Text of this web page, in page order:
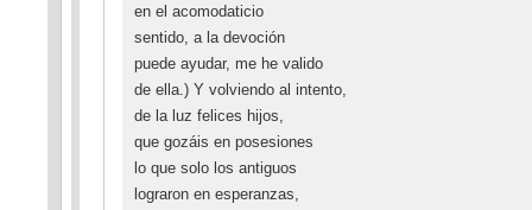
en el acomodaticio
sentido, a la devoción
puede ayudar, me he valido
de ella.) Y volviendo al intento,
de la luz felices hijos,
que gozáis en posesiones
lo que solo los antiguos
lograron en esperanzas,